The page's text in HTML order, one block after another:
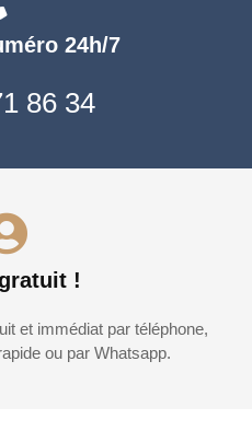
24h/7
86 34
!
et immédiat par téléphone,
ou par Whatsapp.